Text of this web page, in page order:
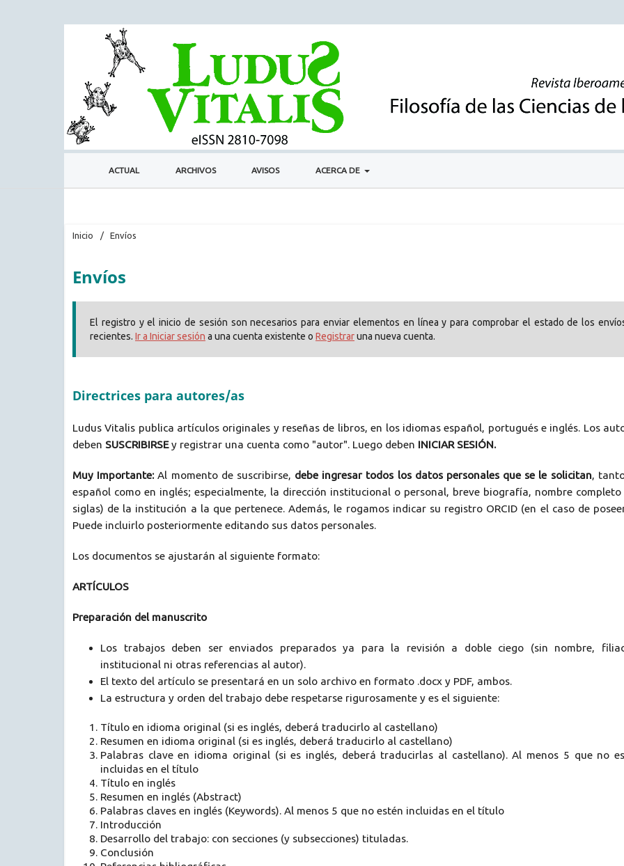
ACTUAL ARCHIVOS AVISOS ACERCA DE
Inicio / Envíos
Envíos
El registro y el inicio de sesión son necesarios para enviar elementos en línea y para comprobar el estado de los
recientes.Ir a Iniciar sesión a una cuenta existente oRegistraruna nueva cuenta.
Directrices para autores/as
Ludus Vitalis publica artículos originales y reseñas de libros, en los idiomas español, portugués e inglés. Los
deben SUSCRIBIRSEy registrar una cuenta como "autor". Luego deben INICIAR SESIÓN.
Muy Importante: Al momento de suscribirse, debe ingresar todos los datos personales que se le solicitan,
español como en inglés; especialmente, la dirección institucional o personal, breve biografía, nombre completo
siglas) de la institución a la que pertenece. Además, le rogamos indicar su registro ORCID (en el caso de
Puede incluirlo posteriormente editando sus datos personales.
Los documentos se ajustarán al siguiente formato:
ARTÍCULOS
Preparación del manuscrito
Los trabajos deben ser enviados preparados ya para la revisión a doble ciego (sin nombre,
institucional ni otras referencias al autor).
El texto del artículo se presentará en un solo archivo en formato .docx y PDF, ambos.
La estructura y orden del trabajo debe respetarse rigurosamente y es el siguiente:
Título en idioma original (si es inglés, deberá traducirlo al castellano)
Resumen en idioma original (si es inglés, deberá traducirlo al castellano)
Palabras clave en idioma original (si es inglés, deberá traducirlas al castellano). Al menos 5 que no
incluidas en el título
Título en inglés
Resumen en inglés (Abstract)
Palabras claves en inglés (Keywords). Al menos 5 que no estén incluidas en el título
Introducción
Desarrollo del trabajo: con secciones (y subsecciones) tituladas.
Conclusión